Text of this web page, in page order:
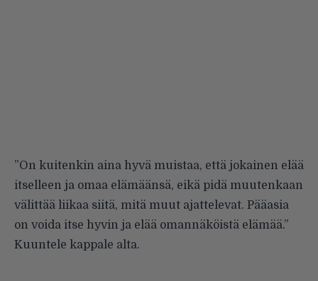
”On kuitenkin aina hyvä muistaa, että jokainen elää
itselleen ja omaa elämäänsä, eikä pidä muutenkaan
välittää liikaa siitä, mitä muut ajattelevat. Pääasia
on voida itse hyvin ja elää omannäköistä elämää.”
Kuuntele kappale alta.